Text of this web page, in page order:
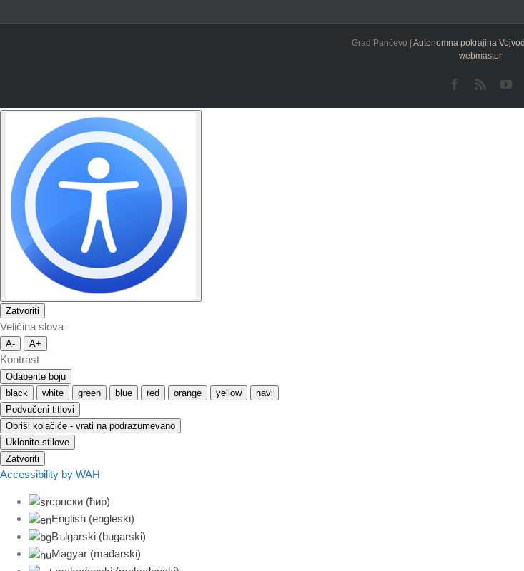
Grad Pančevo | Autonomna pokrajina
webmaster
Facebook
Rss
Zatvoriti
Veličina slova
A- A+
Kontrast
Odaberite boju
black
white green blue red orange yellow
navi
Podvučeni titlovi
Obriši kolačiće - vrati na podrazumevano
Uklonite stilove
Zatvoriti
Accessibility by WAH
српски (ћир)
English (engleski)
Bъlgarski (bugarski)
Magyar (mađarski)